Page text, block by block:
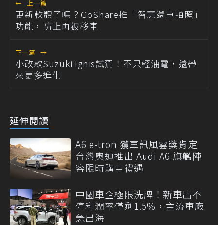
← 上一篇
更新軟體了嗎？GoShare推「智慧還車拍照」
功能，防止再被移車
下一篇 →
小改款Suzuki Ignis試駕！不只輕油電，還帶
來更多進化
延伸閱讀
A6 e-tron 獲車訊風雲獎肯定
台灣奧迪推出 Audi A6 旗艦陣
容限時購車禮遇
中國車企極限洗牌！新車出不
停利潤率僅剩1.5%，主流車廠
急出海